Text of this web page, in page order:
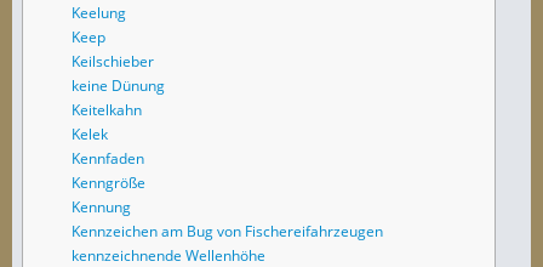
Keelung
Keep
Keilschieber
keine Dünung
Keitelkahn
Kelek
Kennfaden
Kenngröße
Kennung
Kennzeichen am Bug von Fischereifahrzeugen
kennzeichnende Wellenhöhe